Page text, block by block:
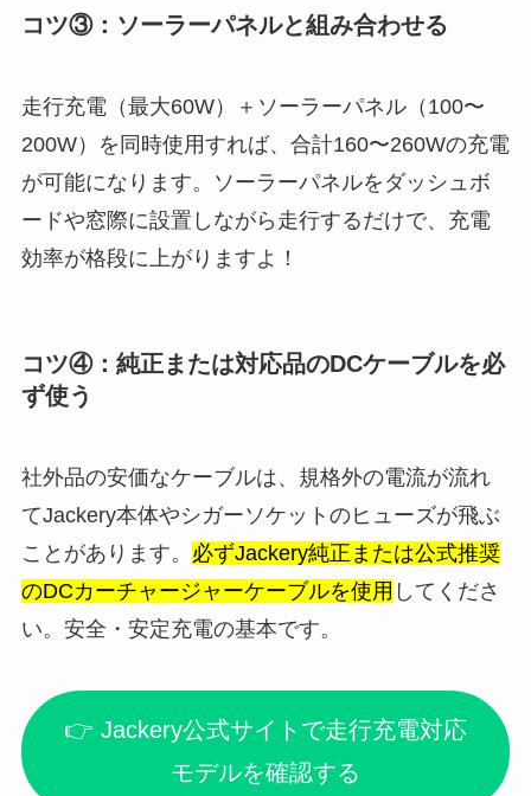
コツ③：ソーラーパネルと組み合わせる
走行充電（最大60W）＋ソーラーパネル（100〜
200W）を同時使用すれば、合計160〜260Wの充電
が可能になります。ソーラーパネルをダッシュボ
ードや窓際に設置しながら走行するだけで、充電
効率が格段に上がりますよ！
コツ④：純正または対応品のDCケーブルを必
ず使う
社外品の安価なケーブルは、規格外の電流が流れ
てJackery本体やシガーソケットのヒューズが飛ぶ
ことがあります。 必ずJackery純正または公式推奨
のDCカーチャージャーケーブルを使用 してくださ
い。安全・安定充電の基本です。
👉 Jackery公式サイトで走行充電対応
モデルを確認する